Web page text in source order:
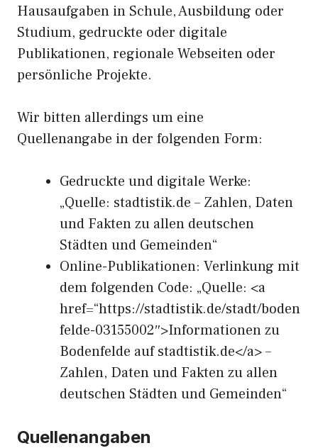
Hausaufgaben in Schule, Ausbildung oder
Studium, gedruckte oder digitale
Publikationen, regionale Webseiten oder
persönliche Projekte.
Wir bitten allerdings um eine
Quellenangabe in der folgenden Form:
Gedruckte und digitale Werke:
„Quelle: stadtistik.de – Zahlen, Daten
und Fakten zu allen deutschen
Städten und Gemeinden“
Online-Publikationen: Verlinkung mit
dem folgenden Code: „Quelle: <a
href=“https://stadtistik.de/stadt/boden
felde-03155002″>Informationen zu
Bodenfelde auf stadtistik.de</a> –
Zahlen, Daten und Fakten zu allen
deutschen Städten und Gemeinden“
Quellenangaben